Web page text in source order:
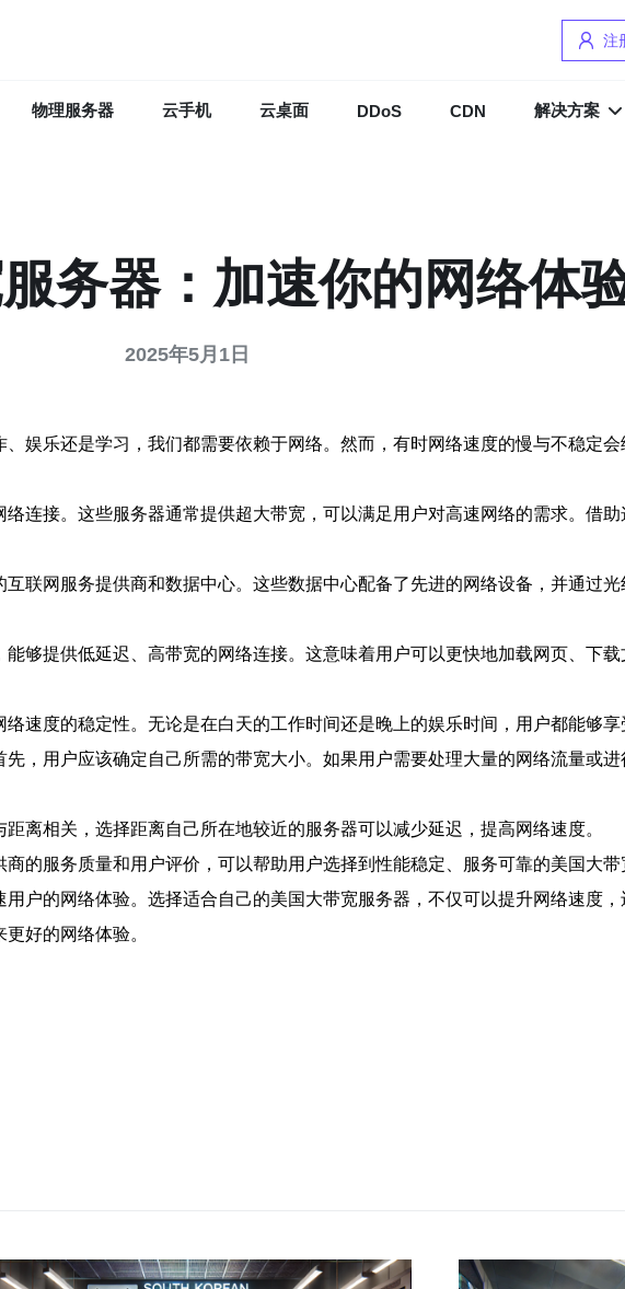
注
物理服务器 云手机 云桌面 DDoS CDN 解决方案
务器：加速你的网络体
2025年5月1日
娱乐还是学习，我们都需要依赖于网络。然而，有时网络速度的慢与不稳定
连接。这些服务器通常提供超大带宽，可以满足用户对高速网络的需求。借助
联网服务提供商和数据中心。这些数据中心配备了先进的网络设备，并通过光
够提供低延迟、高带宽的网络连接。这意味着用户可以更快地加载网页、下
速度的稳定性。无论是在白天的工作时间还是晚上的娱乐时间，用户都能够享
，用户应该确定自己所需的带宽大小。如果用户需要处理大量的网络流量或
离相关，选择距离自己所在地较近的服务器可以减少延迟，提高网络速度。
的服务质量和用户评价，可以帮助用户选择到性能稳定、服务可靠的美国大带
户的网络体验。选择适合自己的美国大带宽服务器，不仅可以提升网络速度
好的网络体验。